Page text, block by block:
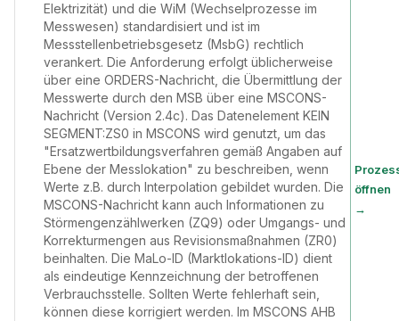
Elektrizität) und die WiM (Wechselprozesse im
Messwesen) standardisiert und ist im
Messstellenbetriebsgesetz (MsbG) rechtlich
verankert. Die Anforderung erfolgt üblicherweise
über eine ORDERS-Nachricht, die Übermittlung der
Messwerte durch den MSB über eine MSCONS-
Nachricht (Version 2.4c). Das Datenelement KEIN
SEGMENT:ZS0 in MSCONS wird genutzt, um das
"Ersatzwertbildungsverfahren gemäß Angaben auf
Ebene der Messlokation" zu beschreiben, wenn
Werte z.B. durch Interpolation gebildet wurden. Die
MSCONS-Nachricht kann auch Informationen zu
Störmengenzählwerken (ZQ9) oder Umgangs- und
Korrekturmengen aus Revisionsmaßnahmen (ZR0)
beinhalten. Die MaLo-ID (Marktlokations-ID) dient
als eindeutige Kennzeichnung der betroffenen
Verbrauchsstelle. Sollten Werte fehlerhaft sein,
können diese korrigiert werden. Im MSCONS AHB
öffnen
→